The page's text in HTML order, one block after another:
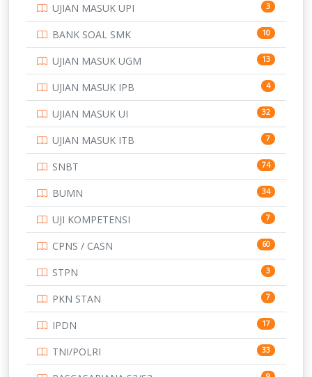
PTDI STTD 4
133
SMA 146
SMK 231
SMP 134
STIP 2
153
345
UNIVERSITAS AIRLANGGA 15
16
15
15
14
14
UJIAN MASUK UPI 3
BANK SOAL SMK 10
UJIAN MASUK UGM 13
UJIAN MASUK IPB 4
UJIAN MASUK UI 32
UJIAN MASUK ITB 7
SNBT 74
BUMN 34
UJI KOMPETENSI 7
CPNS / CASN 60
STPN 3
PKN STAN 7
IPDN 17
TNI/POLRI 33